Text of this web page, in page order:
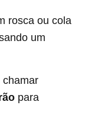
rosca ou cola
um
chamar
para